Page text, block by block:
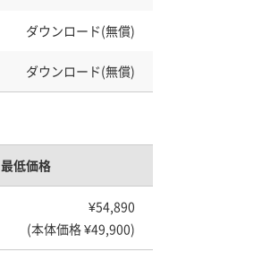
ダウンロード(無償)
ダウンロード(無償)
最低価格
¥54,890
(本体価格 ¥49,900)